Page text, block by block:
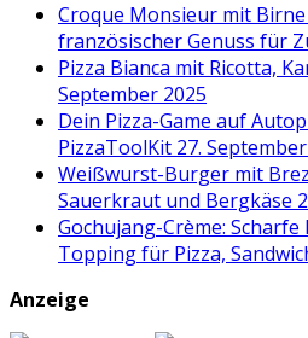
Croque Monsieur mit
französischer Genuss für
Pizza Bianca mit Ricotta,
September 2025
Dein Pizza-Game auf
PizzaToolKit 27.
Weißwurst-Burger mit
Sauerkraut und Bergkäse
Gochujang-Crème: Scharfe
Topping für Pizza,
Anzeige